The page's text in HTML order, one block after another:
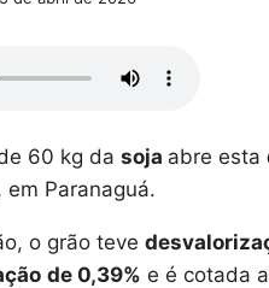
60 kg da soja abre esta
Paranaguá.
o grão teve
de 0,39% e é cotada a